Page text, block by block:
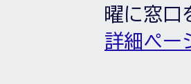
曜に窓口
詳細ペー